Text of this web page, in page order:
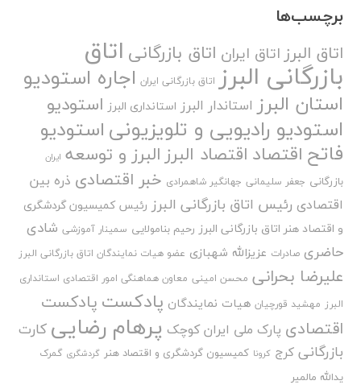
برچسب‌ها
اتاق البرز اتاق ایران اتاق بازرگانی اتاق
بازرگانی البرز اتاق بازرگانی ایران اجاره استودیو
استان البرز استاندار البرز استانداری البرز استودیو
استودیو رادیویی و تلویزیونیاستودیو
فاتح اقتصاد اقتصاد البرزالبرز و توسعه ایران
بازرگانی جعفر سلیمانی جهانگیر شاهمرادی خبر اقتصادی ذره بین
اقتصادی رئیس اتاق بازرگانی البرز رئیس کمیسیون گردشگری
و اقتصاد هنر اتاق بازرگانی البرز رحیم بنامولایی سمینار آموزشی شادی
حاضری صادرات عزیزالله شهبازی عضو هیات نمایندگان اتاق بازرگانی البرز
علیرضا بحرانی محسن امینی معاون هماهنگی امور اقتصادی استانداری
البرز مهشید قورچیان هیات نمایندگان پادکست پادکست
اقتصادی پارک ملی ایران کوچک پرهام رضایی کارت
بازرگانی کرج کرونا کمیسیون گردشگری و اقتصاد هنر گردشگری گمرک
یدالله مالمیر